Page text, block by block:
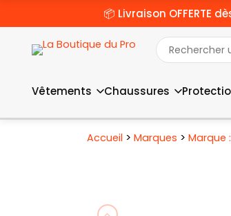
📦 Livraison OFFERTE
Vêtements Chaussures
Accueil > Marques > Marque